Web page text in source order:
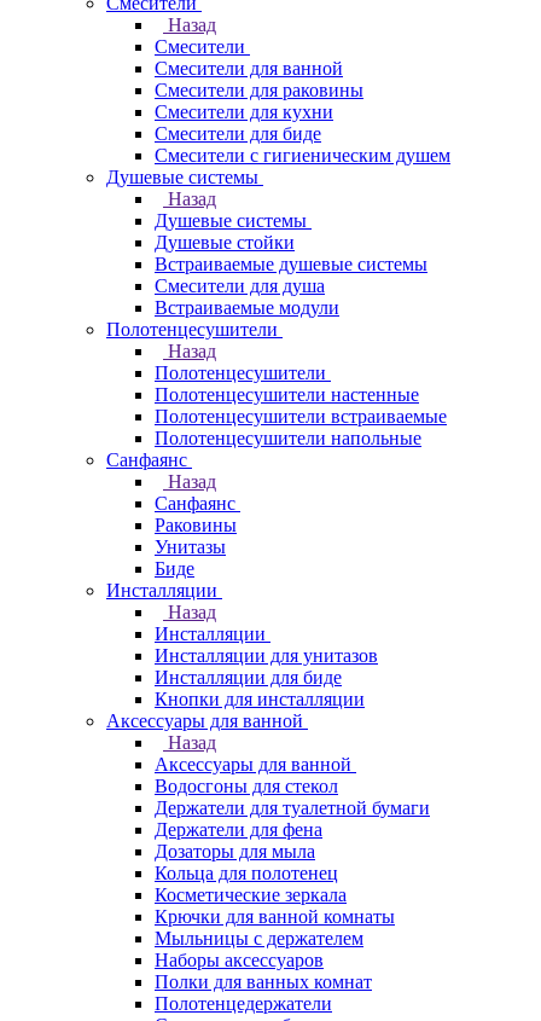
Назад
Смесители
Смесители для ванной
Смесители для раковины
Смесители для кухни
Смесители для биде
Смесители с гигиеническим душем
Душевые системы
Назад
Душевые системы
Душевые стойки
Встраиваемые душевые системы
Смесители для душа
Встраиваемые модули
Полотенцесушители
Назад
Полотенцесушители
Полотенцесушители настенные
Полотенцесушители встраиваемые
Полотенцесушители напольные
Санфаянс
Назад
Санфаянс
Раковины
Унитазы
Биде
Инсталляции
Назад
Инсталляции
Инсталляции для унитазов
Инсталляции для биде
Кнопки для инсталляции
Аксессуары для ванной
Назад
Аксессуары для ванной
Водосгоны для стекол
Держатели для туалетной бумаги
Держатели для фена
Дозаторы для мыла
Кольца для полотенец
Косметические зеркала
Крючки для ванной комнаты
Мыльницы с держателем
Наборы аксессуаров
Полки для ванных комнат
Полотенцедержатели